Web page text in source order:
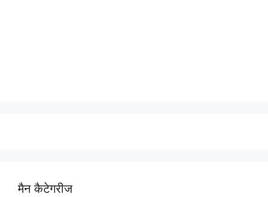
मैन कैटेगरीज